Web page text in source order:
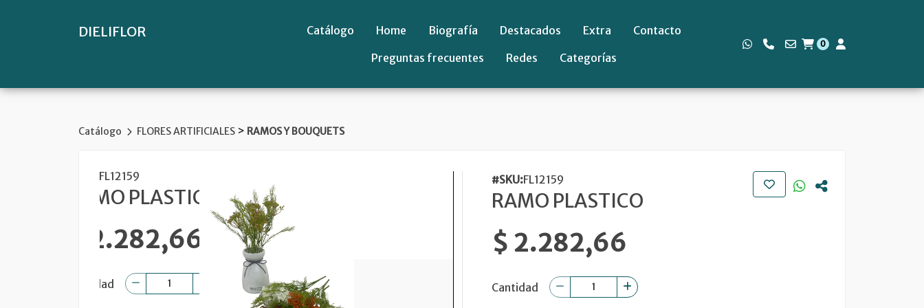
DIELIFLOR Catálogo Home Biografía Destacados Extra
Contacto
Preguntas frecuentes
Redes Categorías
0
Catálogo FLORES ARTIFICIALES > RAMOS Y BOUQUETS
#SKU:FL12159
RAMO PLASTICO
$ 2.282,66
Cantidad